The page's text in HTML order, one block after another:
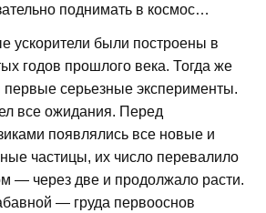
поднимать в космос…
ускорители были построены в
годов прошлого века. Тогда же
серьезные эксперименты.
все ожидания. Перед
появлялись все новые и
частицы, их число перевалило
— через две и продолжало расти.
— груда первооснов